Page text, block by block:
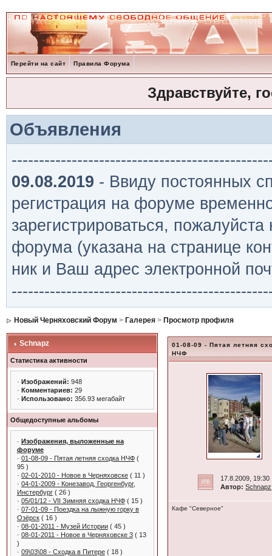
Перейти на сайт Правила Форума
Здравствуйте,
Объявления
09.08.2019 - Ввиду постоянных
регистрация на форуме
зарегистрироваться,
форума (указана на странице
ник и Ваш адрес электронной
Новый Черняховский Форум > Галерея> Просмотр профиля
Schnapz
Статистика активности
· Изображений: 948
· Комментариев: 29
· Использовано: 356.93 мегабайт
Общедоступные альбомы
· Изображения, выложенные на
форуме
· 01-08-09 - Пятая летняя сходка НЧФ(
95 )
· 02-01-2010 - Новое в Черняховске( 11 )
· 04-01-2009 - Конезавод, Георгенбург,
Инстербург( 26 )
· 05/01/12 - VII Зимняя сходка НЧФ( 15 )
· 07-01-09 - Поездка на лыжную горку в
Озёрск( 16 )
· 08-01-2011 - Музей Истории( 45 )
· 08-01-2011 - Новое в Черняховске 3( 13
)
· 09\03\08 - Сходка в Питере( 18 )
01-08-09 - Пятая летняя
НЧФ
17.8.2009, 19:30
Автор: Schnapz
Кафе "Северное"